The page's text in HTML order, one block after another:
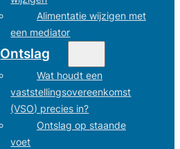
Alimentatie wijzigen met
een mediator
Ontslag
Wat houdt een
vaststellingsovereenkomst
(VSO) precies in?
Ontslag op staande
voet